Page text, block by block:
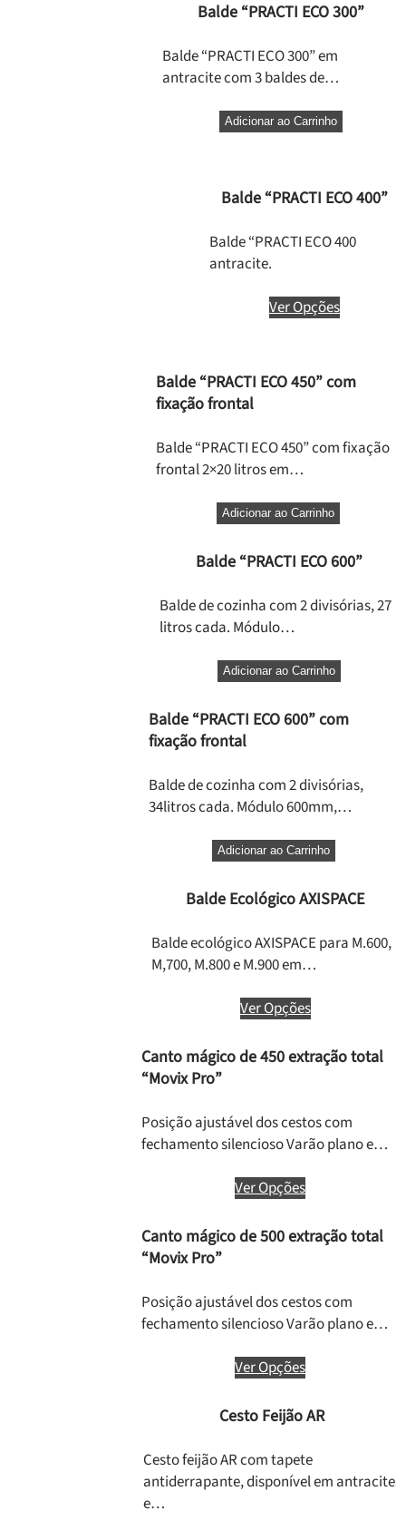
Balde “PRACTI ECO 300”
Balde “PRACTI ECO 300” em
antracite com 3 baldes de…
Adicionar ao Carrinho
Balde “PRACTI ECO 400”
Balde “PRACTI ECO 400
antracite.
Ver Opções
Balde “PRACTI ECO 450” com
fixação frontal
Balde “PRACTI ECO 450” com fixação
frontal 2×20 litros em…
Adicionar ao Carrinho
Balde “PRACTI ECO 600”
Balde de cozinha com 2 divisórias, 27
litros cada. Módulo…
Adicionar ao Carrinho
Balde “PRACTI ECO 600” com
fixação frontal
Balde de cozinha com 2 divisórias,
34litros cada. Módulo 600mm,…
Adicionar ao Carrinho
Balde Ecológico AXISPACE
Balde ecológico AXISPACE para M.600,
M,700, M.800 e M.900 em…
Ver Opções
Canto mágico de 450 extração total
“Movix Pro”
Posição ajustável dos cestos com
fechamento silencioso Varão plano e…
Ver Opções
Canto mágico de 500 extração total
“Movix Pro”
Posição ajustável dos cestos com
fechamento silencioso Varão plano e…
Ver Opções
Cesto Feijão AR
Cesto feijão AR com tapete
antiderrapante, disponível em antracite
e…